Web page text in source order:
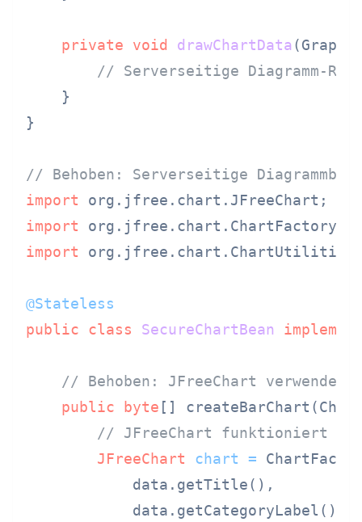
private void drawChartData
// Serverseitige Diagramm-
    }
}
// Behoben: Serverseitige
import
import
import
@Stateless
public
class SecureChartBean
// Behoben: JFreeChart
public
byte []
// JFreeChart funktioniert im
JFreeChart
chart =
            data.getTitle(),
            data.getCategoryLabel(),